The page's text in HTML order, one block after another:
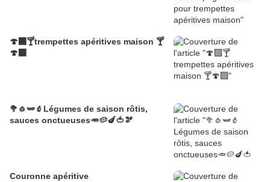
🍄‍🟫🍸trempettes apéritives maison 🍸
🍄‍🟫
🥦🧄🫛🫑Légumes de saison rôtis,
sauces onctueuses🥕🥔🍆🍅🫘
Couronne apéritive